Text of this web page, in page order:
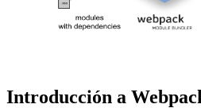
Introducción a